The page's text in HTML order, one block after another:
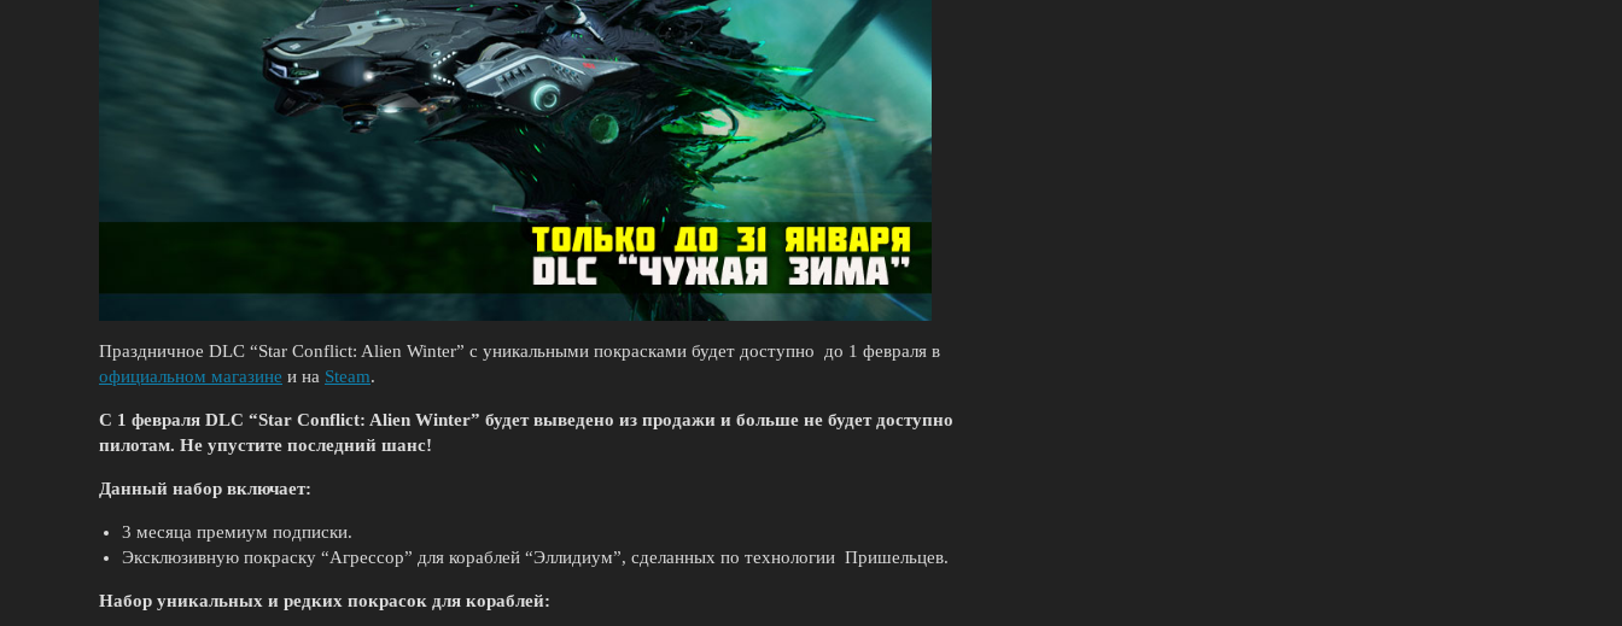
Праздничное DLC “Star Conflict: Alien Winter” с уникальными покрасками будет доступно до 1 февраля в
официальном магазине и на Steam.
С 1 февраля DLC “Star Conflict: Alien Winter” будет выведено из продажи и больше не будет доступно
пилотам. Не упустите последний шанс!
Данный набор включает:
3 месяца премиум подписки.
Эксклюзивную покраску “Агрессор” для кораблей “Эллидиум”, сделанных по технологии Пришельцев.
Набор уникальных и редких покрасок для кораблей: